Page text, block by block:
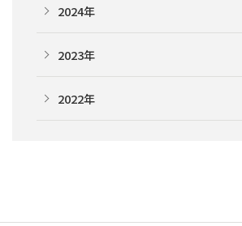
2024年
2023年
2022年